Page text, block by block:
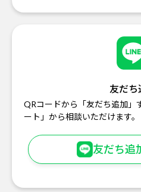
友だち
QRコードから「友だち追加」
ート」から相談いただけます。
友だち追